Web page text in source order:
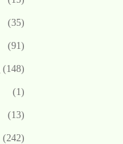
(35)
(91)
(148)
(1)
(13)
(242)